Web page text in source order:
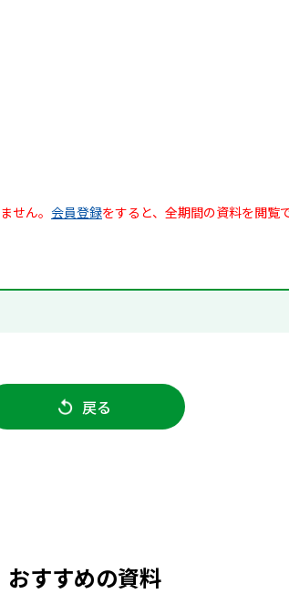
せん。 会員登録をすると、全期間の資料を閲覧
戻る
おすすめの資料